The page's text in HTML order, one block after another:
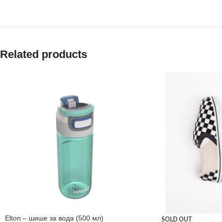
Related products
Elton – шише за вода (500 мл) SOLD OUT